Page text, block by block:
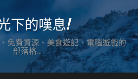
下的嘆息!
免費資源、美食遊記、電腦遊戲的
部落格…